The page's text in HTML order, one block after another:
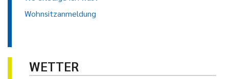
Wohnsitzanmeldung
WETTER